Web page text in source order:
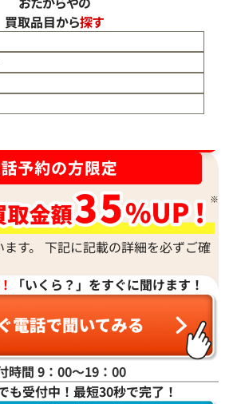
め・ダイヤモンド
ct
K18 ルビー・ダ
参考買取価格
ASK
買取品目から探す
取
買取
ップ 買取
買取
取
買取
取
ン 買取
取
ン 買取
もっと見る
す。 下記に記載の詳細を必ずご確
「いくら？」をすぐに聞けます！
時間 9：00〜19：00
も受付中！最短30秒で完了！